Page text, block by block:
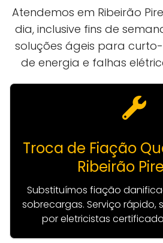
Atendemos em Ribeirão
dia, inclusive fins de
soluções ágeis para
de energia e falhas
Troca de Fiação
Ribeirão
Substituímos fiação
sobrecargas. Serviço rápido,
por eletricistas certificados